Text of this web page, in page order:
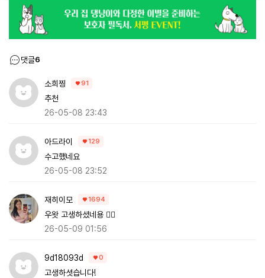
댓글6
소희찡 91
추천
26-05-08 23:43
아드라이 129
수고했네요
26-05-08 23:52
재히이모 1694
우왓 고생하셨네용 👍🏻
26-05-09 01:56
9d18093d 0
고생하셧습니다!